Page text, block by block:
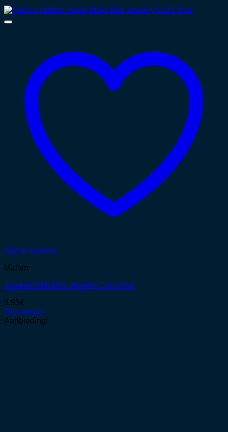
Add to wishlist
Mallen
Juwelen Mal Mini Jewelry Cut Rond
9,95€
Toevoegen
Aanbieding!